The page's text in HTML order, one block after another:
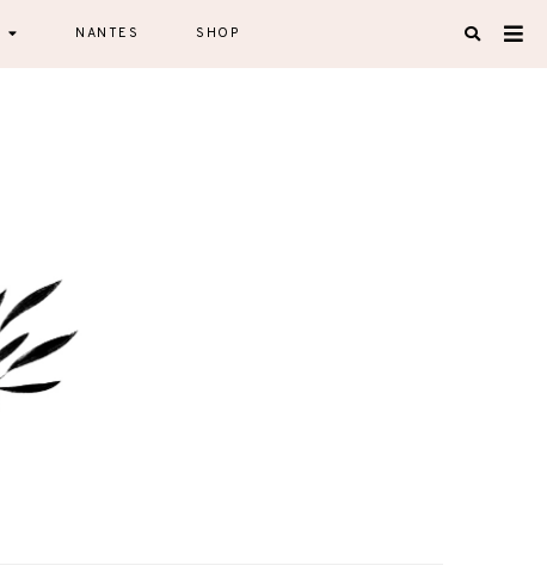
NANTES SHOP